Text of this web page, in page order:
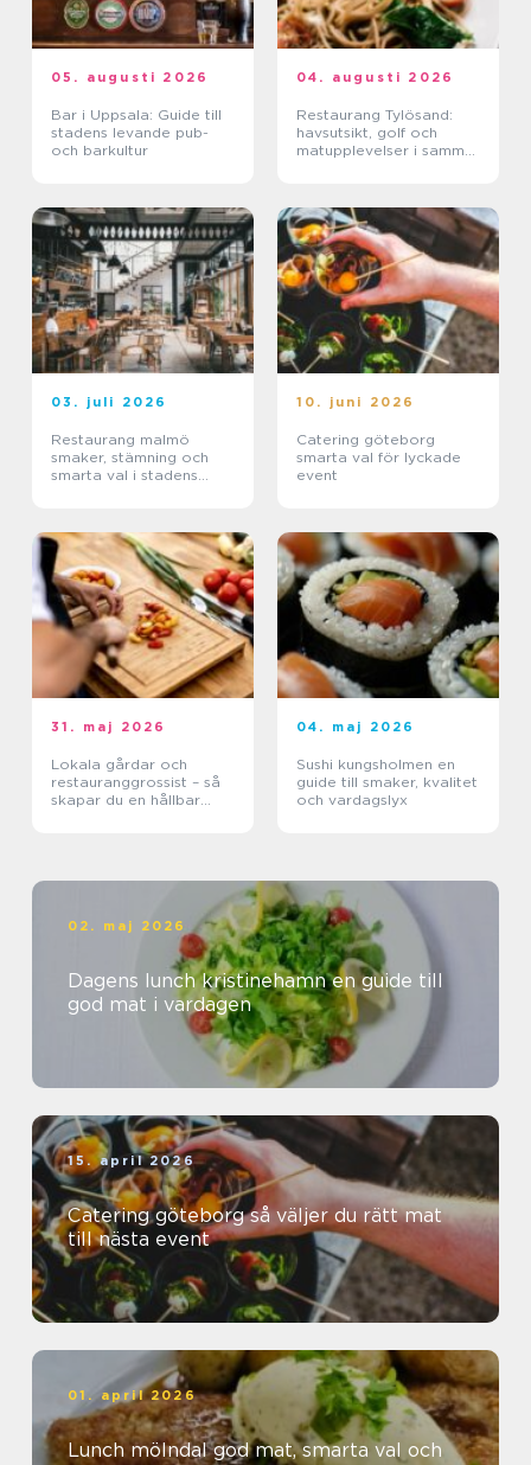
05. augusti 2026
Bar i Uppsala: Guide till
stadens levande pub-
och barkultur
04. augusti 2026
Restaurang Tylösand:
havsutsikt, golf och
matupplevelser i samma
03. juli 2026
Restaurang malmö
smaker, stämning och
smarta val i stadens
10. juni 2026
Catering göteborg
smarta val för lyckade
event
31. maj 2026
Lokala gårdar och
restauranggrossist – så
skapar du en hållbar
04. maj 2026
Sushi kungsholmen en
guide till smaker, kvalitet
och vardagslyx
02. maj 2026
Dagens lunch kristinehamn en guide till
god mat i vardagen
15. april 2026
Catering göteborg så väljer du rätt mat
till nästa event
01. april 2026
Lunch mölndal god mat, smarta val och